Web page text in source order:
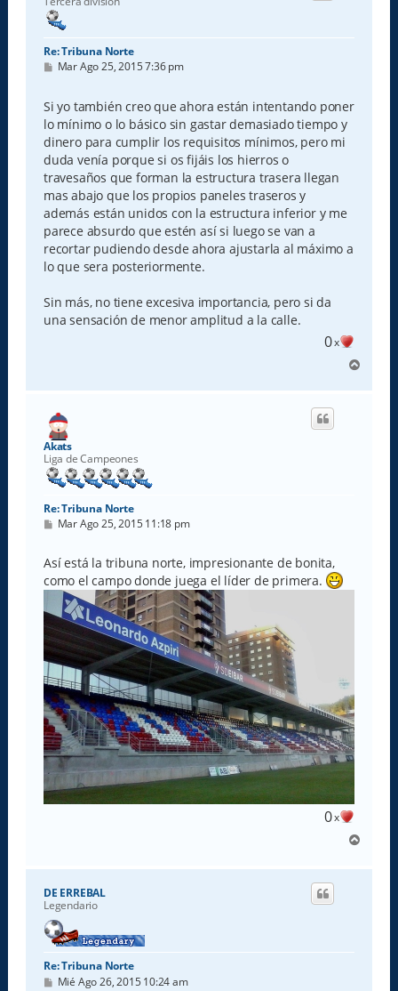
Re: Tribuna Norte
M
s
a
j
e
Mar Ago 25, 2015 7:36 pm
Si yo también creo que ahora están intentando poner
lo mínimo o lo básico sin gastar demasiado tiempo y
dinero para cumplir los requisitos mínimos, pero mi
duda venía porque si os fijáis los hierros o
travesaños que forman la estructura trasera llegan
mas abajo que los propios paneles traseros y
además están unidos con la estructura inferior y me
parece absurdo que estén así si luego se van a
recortar pudiendo desde ahora ajustarla al máximo a
lo que sera posteriormente.
Sin más, no tiene excesiva importancia, pero si da
una sensación de menor amplitud a la calle.
0x
r
Akats
Liga de Campeones
Re: Tribuna Norte
M
s
a
j
Mar Ago 25, 2015 11:18 pm
Así está la tribuna norte, impresionante de bonita,
como el campo donde juega el líder de primera.
0x
r
DE ERREBAL
Legendario
Re: Tribuna Norte
M
Mié Ago 26, 2015 10:24 am